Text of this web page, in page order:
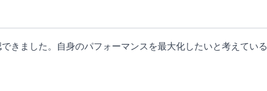
きました。自身のパフォーマンスを最大化したいと考えている